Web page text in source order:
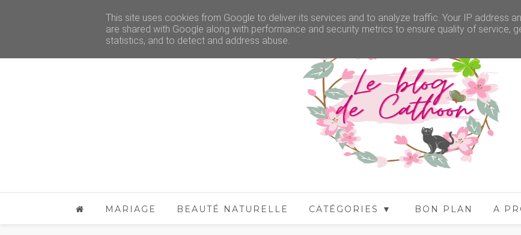
MARIAGE BEAUTÉ NATURELLE CATÉGORIES ▼ BON PLAN A
This site uses cookies from Google to deliver its services and to analyze traffic. Your IP address
are shared with Google along with performance and security metrics to ensure quality of service,
statistics, and to detect and address abuse.